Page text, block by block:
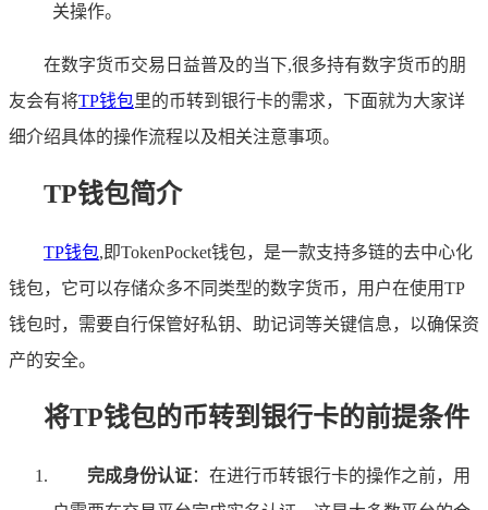
关操作。
在数字货币交易日益普及的当下,很多持有数字货币的朋
友会有将TP钱包里的币转到银行卡的需求，下面就为大家详
细介绍具体的操作流程以及相关注意事项。
TP钱包简介
TP钱包,即TokenPocket钱包，是一款支持多链的去中心化
钱包，它可以存储众多不同类型的数字货币，用户在使用TP
钱包时，需要自行保管好私钥、助记词等关键信息，以确保资
产的安全。
将TP钱包的币转到银行卡的前提条件
完成身份认证：在进行币转银行卡的操作之前，用